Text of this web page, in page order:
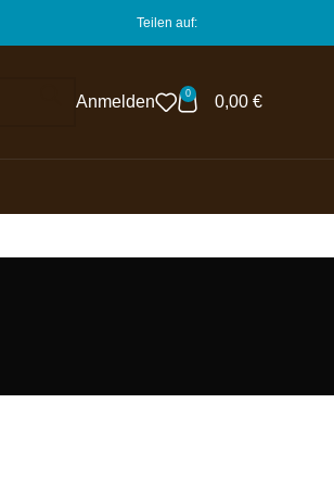
Teilen auf:
Anmelden 0 0,00 €